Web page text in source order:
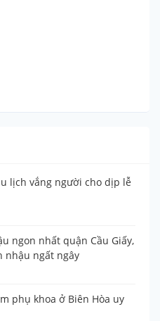
lịch vắng người cho dịp lễ
ngon nhất quận Cầu Giấy,
nhậu ngất ngây
phụ khoa ở Biên Hòa uy